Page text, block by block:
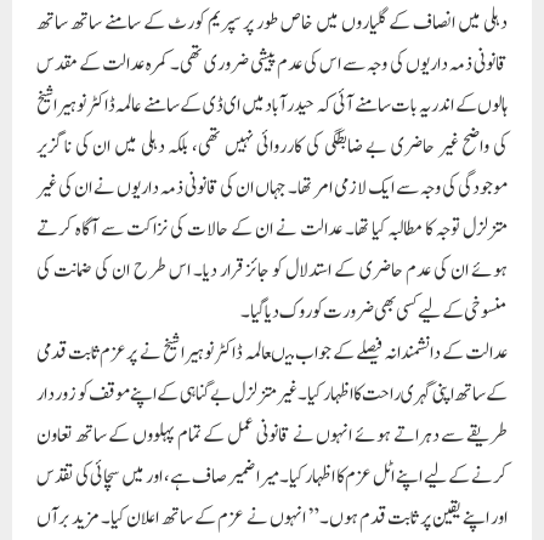
دہلی میں انصاف کے گلیاروں میں خاص طور پر سپریم کورٹ کے سامنے ساتھ ساتھ
قانونی ذمہ داریوں کی وجہ سے اس کی عدم پیشی ضروری تھی۔ کمرہ عدالت کے مقدس
ہالوں کے اندر یہ بات سامنے آئی کہ حیدرآباد میں ای ڈی کے سامنے عالمہ ڈاکٹر نوہیرا شیخ
کی واضح غیر حاضری بے ضابطگی کی کارروائی نہیں تھی، بلکہ دہلی میں ان کی ناگزیر
موجودگی کی وجہ سے ایک لازمی امر تھا۔ جہاں ان کی قانونی ذمہ داریوں نے ان کی غیر
متزلزل توجہ کا مطالبہ کیا تھا۔ عدالت نے ان کے حالات کی نزاکت سے آگاہ کرتے
ہوئے ان کی عدم حاضری کے استدلال کو جائز قرار دیا۔ اس طرح ان کی ضمانت کی
منسوخی کے لیے کسی بھی ضرورت کو روک دیاگیا۔
عدالت کے دانشمندانہ فیصلے کے جواب میںعالمہ ڈاکٹر نوہیرا شیخ نے پرعزم ثابت قدمی
کے ساتھ اپنی گہری راحت کا اظہار کیا۔ غیرمتزلزل بے گناہی کے اپنے موقف کو زور دار
طریقے سے دہراتے ہوئے انہوں نے قانونی عمل کے تمام پہلووں کے ساتھ تعاون
کرنے کے لیے اپنے اٹل عزم کا اظہار کیا۔ میرا ضمیر صاف ہے، اور میں سچائی کی تقدس
اور اپنے یقین پر ثابت قدم ہوں۔” انہوں نے عزم کے ساتھ اعلان کیا۔ مزید برآں